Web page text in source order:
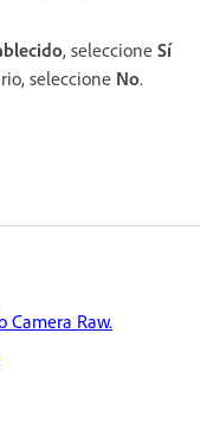
, seleccione Sí
seleccione No.
Camera Raw.